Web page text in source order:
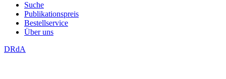
Suche
Publikationspreis
Bestellservice
Über uns
DRdA